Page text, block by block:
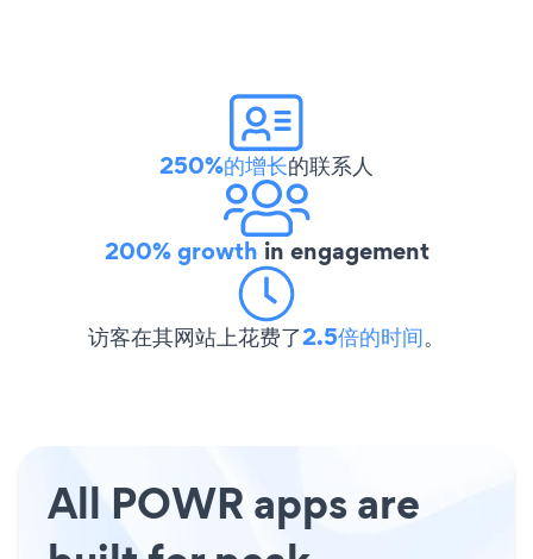
250%的增长的联系人
200% growth in engagement
访客在其网站上花费了2.5倍的时间。
All POWR apps are